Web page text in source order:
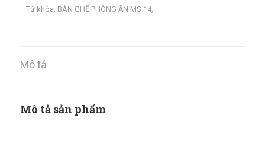
Từ khóa: BÀN GHẾ PHÒNG ĂN MS 14,
Mô tả
Mô tả sản phẩm